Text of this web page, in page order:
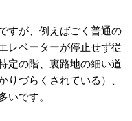
すが、例えばごく普通の
レベーターが停止せず従
定の階、裏路地の細い道
づらくされている）、
いです。